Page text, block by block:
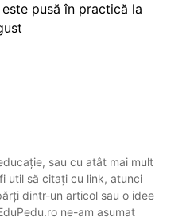
pusă în practică la
sau cu atât mai mult
util să citați cu link, atunci
dintr-un articol sau o idee
ne-am asumat